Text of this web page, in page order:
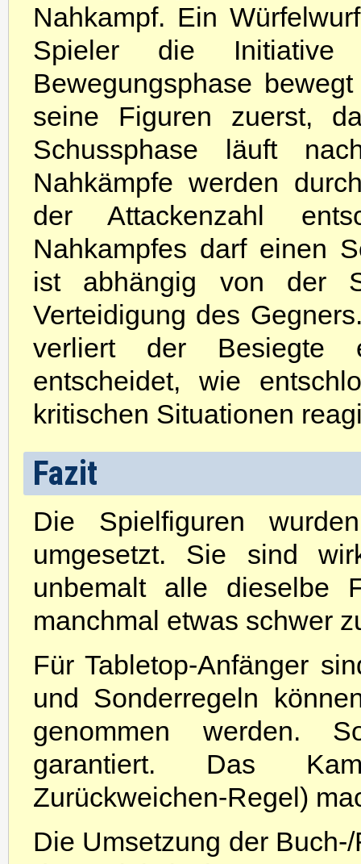
Nahkampf. Ein
Spieler die
Bewegungsphase
seine Figuren zuerst,
Schussphase läuft
Nahkämpfe werden
der Attackenzahl
Nahkampfes darf einen
ist abhängig von der
Verteidigung des
verliert der Besiegte
entscheidet, wie
kritischen Situationen
Fazit
Die Spielfiguren
umgesetzt. Sie sind
unbemalt alle dieselbe
manchmal etwas schwer
Für Tabletop-Anfänger
und Sonderregeln
genommen werden.
garantiert. Das
Zurückweichen-Regel)
Die Umsetzung der